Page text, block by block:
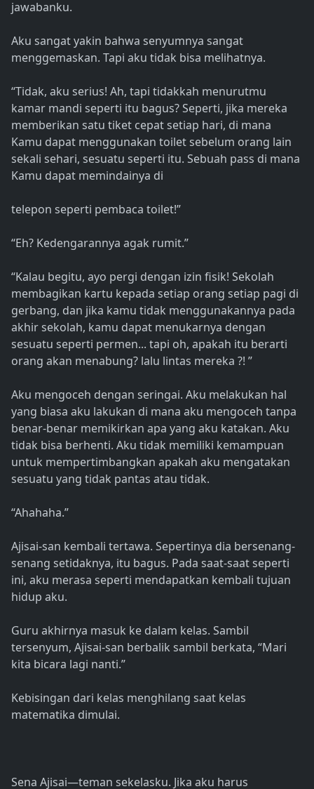
jawabanku.
Aku sangat yakin bahwa senyumnya sangat
menggemaskan. Tapi aku tidak bisa melihatnya.
“Tidak, aku serius! Ah, tapi tidakkah menurutmu
kamar mandi seperti itu bagus? Seperti, jika mereka
memberikan satu tiket cepat setiap hari, di mana
Kamu dapat menggunakan toilet sebelum orang lain
sekali sehari, sesuatu seperti itu. Sebuah pass di mana
Kamu dapat memindainya di
telepon seperti pembaca toilet!”
“Eh? Kedengarannya agak rumit.”
“Kalau begitu, ayo pergi dengan izin fisik! Sekolah
membagikan kartu kepada setiap orang setiap pagi di
gerbang, dan jika kamu tidak menggunakannya pada
akhir sekolah, kamu dapat menukarnya dengan
sesuatu seperti permen... tapi oh, apakah itu berarti
orang akan menabung? lalu lintas mereka ?! ”
Aku mengoceh dengan seringai. Aku melakukan hal
yang biasa aku lakukan di mana aku mengoceh tanpa
benar-benar memikirkan apa yang aku katakan. Aku
tidak bisa berhenti. Aku tidak memiliki kemampuan
untuk mempertimbangkan apakah aku mengatakan
sesuatu yang tidak pantas atau tidak.
“Ahahaha.”
Ajisai-san kembali tertawa. Sepertinya dia bersenang-
senang setidaknya, itu bagus. Pada saat-saat seperti
ini, aku merasa seperti mendapatkan kembali tujuan
hidup aku.
Guru akhirnya masuk ke dalam kelas. Sambil
tersenyum, Ajisai-san berbalik sambil berkata, “Mari
kita bicara lagi nanti.”
Kebisingan dari kelas menghilang saat kelas
matematika dimulai.
Sena Ajisai—teman sekelasku. Jika aku harus